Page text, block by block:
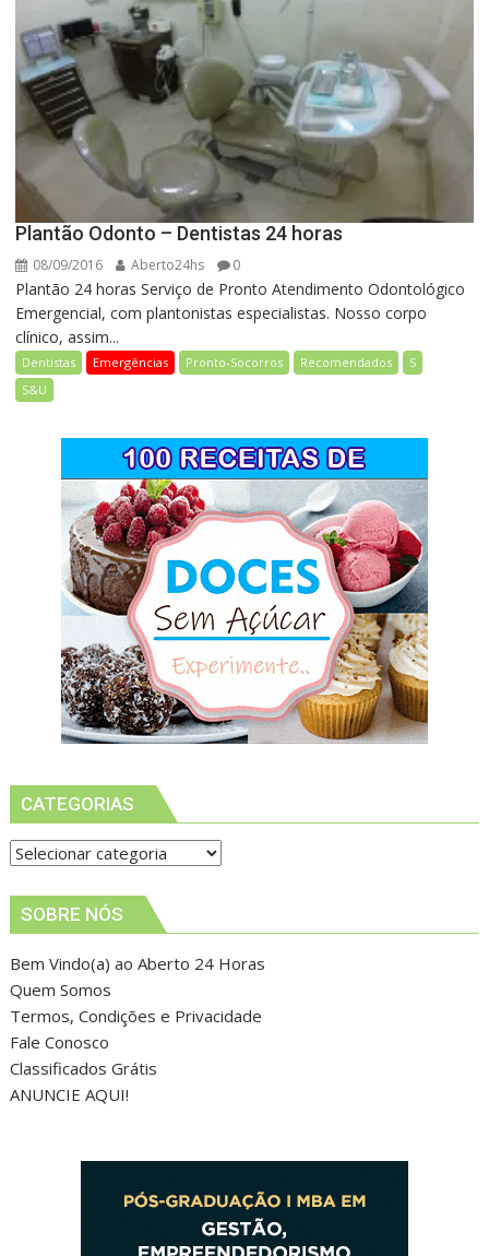
Plantão Odonto – Dentistas 24 horas
08/09/2016 Aberto24hs 0
Plantão 24 horas Serviço de Pronto Atendimento Odontológico
Emergencial, com plantonistas especialistas. Nosso corpo
clínico, assim...
Dentistas Emergências Pronto-Socorros Recomendados
S
S&U
CATEGORIAS
Categorias
SOBRE NÓS
Bem Vindo(a) ao Aberto 24 Horas
Quem Somos
Termos, Condições e Privacidade
Fale Conosco
Classificados Grátis
ANUNCIE AQUI!